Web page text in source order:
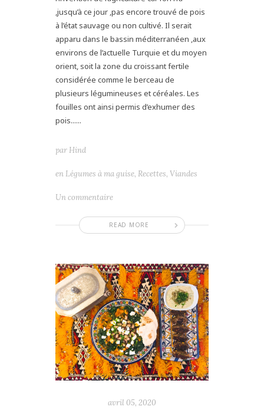
,jusqu’à ce jour ,pas encore trouvé de pois
à l’état sauvage ou non cultivé. Il serait
apparu dans le bassin méditerranéen ,aux
environs de l’actuelle Turquie et du moyen
orient, soit la zone du croissant fertile
considérée comme le berceau de
plusieurs légumineuses et céréales. Les
fouilles ont ainsi permis d’exhumer des
pois......
READ MORE
par Hind
en Légumes à ma guise, Recettes, Viandes
Un commentaire
avril 05, 2020